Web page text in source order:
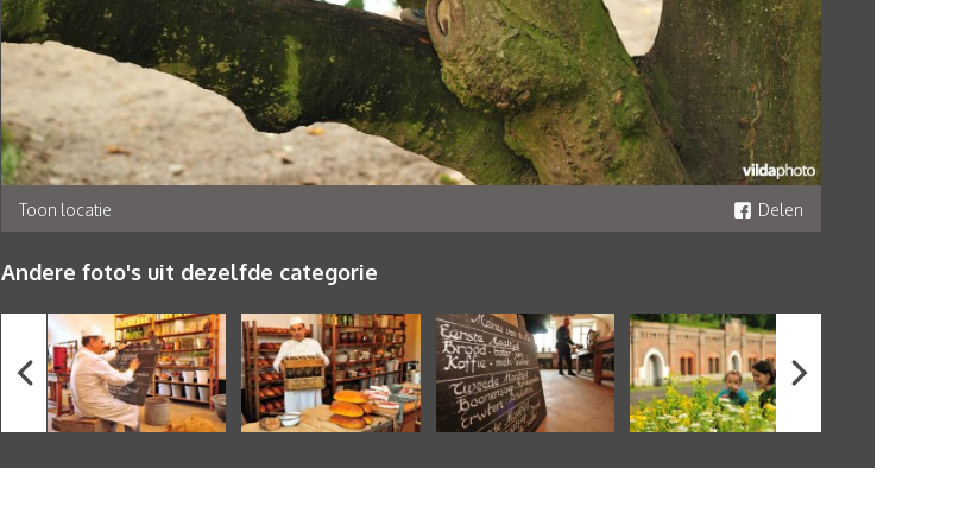
Toon locatie
Delen
Andere foto's uit dezelfde categorie